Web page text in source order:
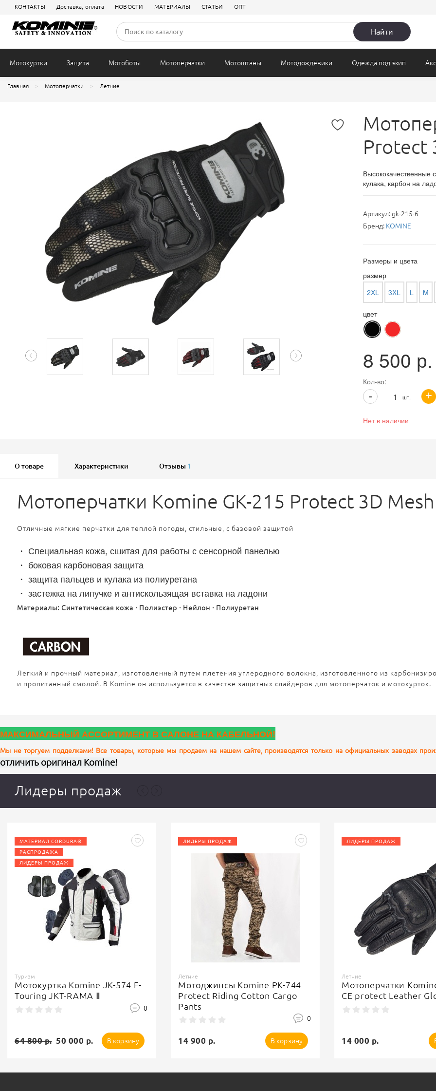
КОНТАКТЫ Доставка, оплата НОВОСТИ МАТЕРИАЛЫ СТАТЬИ ОПТ
Найти
Мотокуртки
Туризм Городские Кожаные
Защита
Защита колен Внутренняя защита Для верховой езды
Мотоботы Мотоперчатки
Летние Детские
Мотоштаны
Всесезонные Джинсы Летние
Мотодождевики Одежда под экип
Подшлемники
Сумки на пояс Багаж
Главная Мотоперчатки Летние
Protect
Высококачественные
кулака, карбон на
Артикул:gk-215-6
Бренд: KOMINE
Размеры и цвета
размер
2XL
3XL L M
цвет
8 500 р.
Кол-во:
шт. +
-
Нет в наличии
О товаре Характеристики Отзывы 1
Мотоперчатки Komine GK-215 Protect 3D
Отличные мягкие перчатки для теплой погоды, стильные, с базовой защитой
・ Специальная кожа, сшитая для работы с сенсорной панелью
・ боковая карбоновая защита
・ защита пальцев и кулака из полиуретана
・ застежка на липучке и антискользящая вставка на ладони
Материалы: Синтетическая кожа · Полиэстер · Нейлон · Полиуретан
Легкий и прочный материал, изготовленный путем плетения углеродного волокна, изготовленного из
и пропитанный смолой. В Komine он используется в качестве защитных слайдеров для мотоперчаток и мотокурток.
МАКСИМАЛЬНЫЙ АССОРТИМЕНТ В САЛОНЕ НА КАБЕЛЬНОЙ!
Мы не торгуем подделками! Все товары, которые мы продаем на нашем сайте, производятся только на официальных заводах
отличить оригинал Komine!
Лидеры продаж
МАТЕРИАЛ CORDURA®
РАСПРОДАЖА
ЛИДЕРЫ ПРОДАЖ
Туризм
Мотокуртка Komine JK-574 F-
Touring JKT-RAMA Ⅱ
0
64 800 р. 50 000 р. В корзину
ЛИДЕРЫ ПРОДАЖ
Летние
Мотоджинсы Komine PK-744
Protect Riding Cotton Cargo
Pants
0
14 900 р. В корзину
ЛИДЕРЫ ПРОДАЖ
Летние
Мотоперчатки
CE protect Leather
14 000 р.